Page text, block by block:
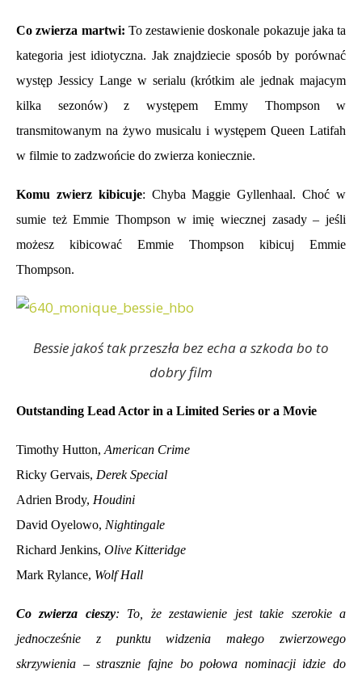
Co zwierza martwi: To zestawienie doskonale pokazuje jaka ta
kategoria jest idiotyczna. Jak znajdziecie sposób by porównać
występ Jessicy Lange w serialu (krótkim ale jednak majacym
kilka sezonów) z występem Emmy Thompson w
transmitowanym na żywo musicalu i występem Queen Latifah
w filmie to zadzwońcie do zwierza koniecznie.
Komu zwierz kibicuje: Chyba Maggie Gyllenhaal. Choć w
sumie też Emmie Thompson w imię wiecznej zasady – jeśli
możesz kibicować Emmie Thompson kibicuj Emmie
Thompson.
Bessie jakoś tak przeszła bez echa a szkoda bo to
dobry film
Outstanding Lead Actor in a Limited Series or a Movie
Timothy Hutton, American Crime
Ricky Gervais, Derek Special
Adrien Brody, Houdini
David Oyelowo, Nightingale
Richard Jenkins, Olive Kitteridge
Mark Rylance, Wolf Hall
Co zwierza cieszy: To, że zestawienie jest takie szerokie a
jednocześnie z punktu widzenia małego zwierzowego
skrzywienia – strasznie fajne bo połowa nominacji idzie do